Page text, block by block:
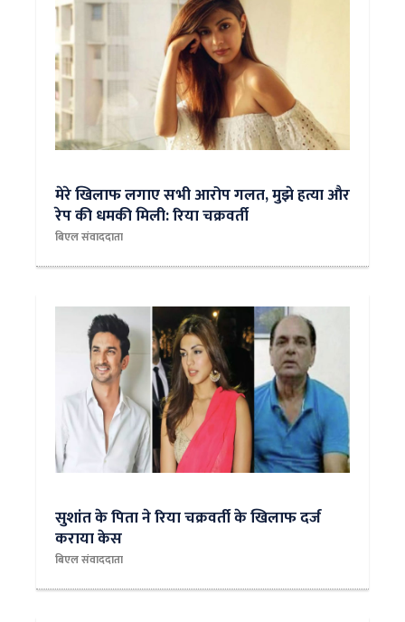
मेरे खिलाफ लगाए सभी आरोप गलत, मुझे हत्या और
रेप की धमकी मिली: रिया चक्रवर्ती
बिएल संवाददाता
सुशांत के पिता ने रिया चक्रवर्ती के खिलाफ दर्ज
कराया केस
बिएल संवाददाता